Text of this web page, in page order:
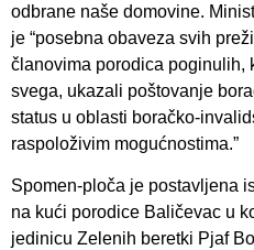
odbrane naše domovine.
je “posebna obaveza svih
članovima porodica poginulih,
svega, ukazali poštovanje
status u oblasti boračko-
raspoloživim mogućnostima.”
Spomen-ploča je postavljena
na kući porodice Baličevac u
jedinicu Zelenih beretki Pjaf